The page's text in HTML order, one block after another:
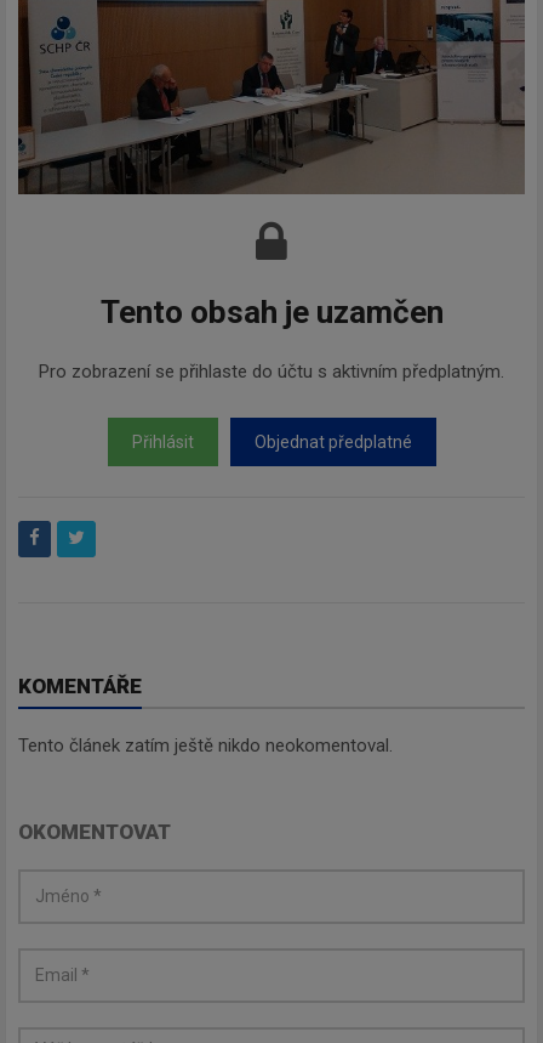
Tento obsah je uzamčen
Pro zobrazení se přihlaste do účtu s aktivním předplatným.
Přihlásit Objednat předplatné
KOMENTÁŘE
Tento článek zatím ještě nikdo neokomentoval.
OKOMENTOVAT